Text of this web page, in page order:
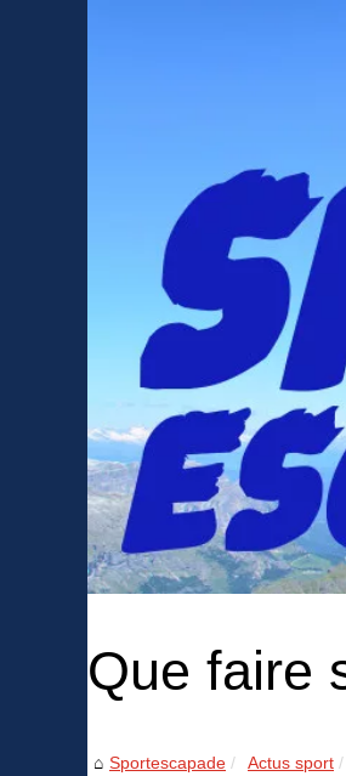
Que faire
Sportescapade Actus sport